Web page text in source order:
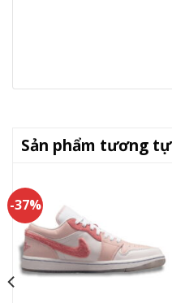
Sản phẩm tương tự
-37%